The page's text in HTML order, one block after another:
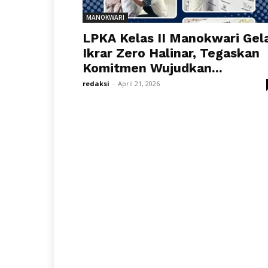
MANOKWARI
LPKA Kelas II Manokwari
Ikrar Zero Halinar, Tegaskan
Komitmen Wujudkan...
redaksi - April 21, 2026